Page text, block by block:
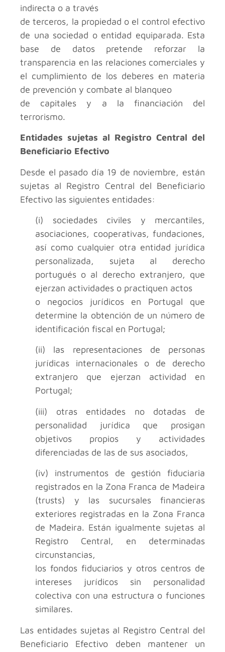
indirecta o a través
de terceros, la propiedad o el control efectivo
de una sociedad o entidad equiparada. Esta
base de datos pretende reforzar la
transparencia en las relaciones comerciales y
el cumplimiento de los deberes en materia
de prevención y combate al blanqueo
de capitales y a la financiación del
terrorismo.
Entidades sujetas al Registro Central del
Beneficiario Efectivo
Desde el pasado día 19 de noviembre, están
sujetas al Registro Central del Beneficiario
Efectivo las siguientes entidades:
(i) sociedades civiles y mercantiles,
asociaciones, cooperativas, fundaciones,
así como cualquier otra entidad jurídica
personalizada, sujeta al derecho
portugués o al derecho extranjero, que
ejerzan actividades o practiquen actos
o negocios jurídicos en Portugal que
determine la obtención de un número de
identificación fiscal en Portugal;
(ii) las representaciones de personas
jurídicas internacionales o de derecho
extranjero que ejerzan actividad en
Portugal;
(iii) otras entidades no dotadas de
personalidad jurídica que prosigan
objetivos propios y actividades
diferenciadas de las de sus asociados,
(iv) instrumentos de gestión fiduciaria
registrados en la Zona Franca de Madeira
(trusts) y las sucursales financieras
exteriores registradas en la Zona Franca
de Madeira. Están igualmente sujetas al
Registro Central, en determinadas
circunstancias,
los fondos fiduciarios y otros centros de
intereses jurídicos sin personalidad
colectiva con una estructura o funciones
similares.
Las entidades sujetas al Registro Central del
Beneficiario Efectivo deben mantener un